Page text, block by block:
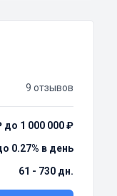
9 отзывов
до 1 000 000 ₽
0.27% в день
61 - 730 дн.